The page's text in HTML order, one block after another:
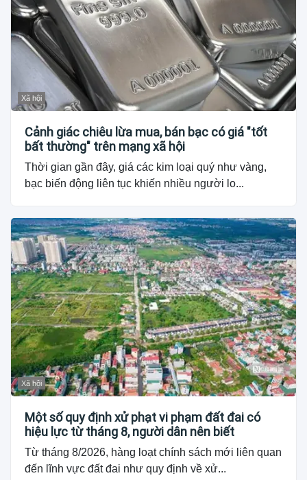
Xã hội
Cảnh giác chiêu lừa mua, bán bạc có giá "tốt
bất thường" trên mạng xã hội
Thời gian gần đây, giá các kim loại quý như vàng,
bạc biến động liên tục khiến nhiều người lo...
Xã hội
Một số quy định xử phạt vi phạm đất đai có
hiệu lực từ tháng 8, người dân nên biết
Từ tháng 8/2026, hàng loạt chính sách mới liên quan
đến lĩnh vực đất đai như quy định về xử...